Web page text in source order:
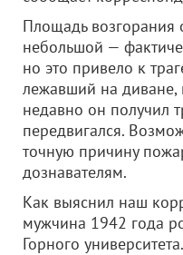
Площадь возгорания
небольшой —
но это привело к
лежавший на диване,
недавно он получил
передвигался.
точную причину
дознавателям.
Как выяснил наш
мужчина 1942 года
Горного университета.